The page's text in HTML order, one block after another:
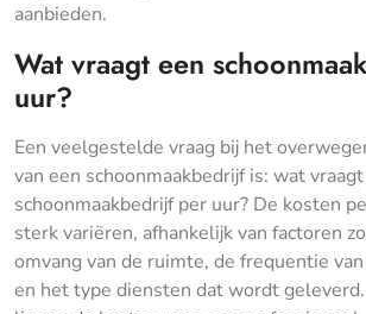
aanbieden.
Wat vraagt een
uur?
Een veelgestelde vraag bij het
van een schoonmaakbedrijf is: wat
schoonmaakbedrijf per uur? De kosten
sterk variëren, afhankelijk van factoren
omvang van de ruimte, de frequentie
en het type diensten dat wordt